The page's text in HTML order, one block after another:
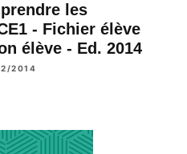
les
- Fichier élève
élève - Ed. 2014
2014